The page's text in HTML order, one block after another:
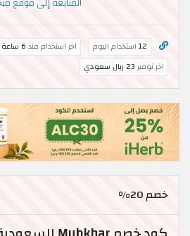
12 استخدام اليوم اخر استخدام منذ 6 ساعة
اخر توفير 23 ريال سعودي
خصم 20%